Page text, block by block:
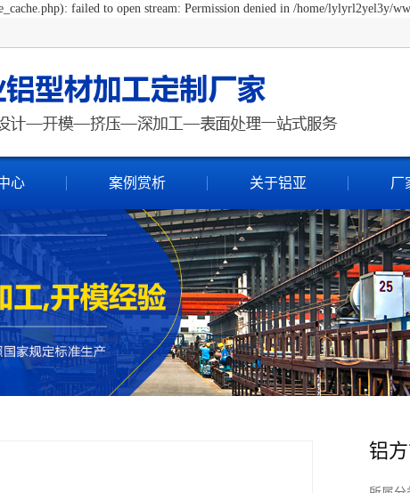
failed to open stream: Permission denied in /home/lylyrl2yel3y/
心 案例赏析 关于铝亚 厂
铝